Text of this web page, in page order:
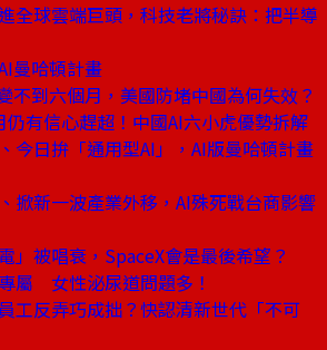
全球雲端巨頭，科技老將秘訣：把半導
曼哈頓計畫
不到六個月，美國防堵中國為何失效？
仍有信心趕超！中國AI六小虎優勢拆解
今日拚「通用型AI」，AI版曼哈頓計畫
掀新一波產業外移，AI殊死戰台商影響
」被唱衰，SpaceX會是最後希望？
屬 女性泌尿道問題多！
工反弄巧成拙？快認清新世代「不可